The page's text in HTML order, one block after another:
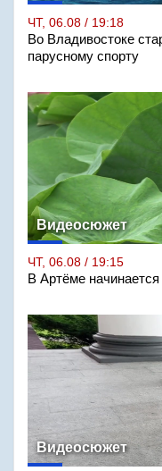
ЧТ, 06.08 / 19:18
Во Владивостоке
парусному спорту
Видеосюжет
ЧТ, 06.08 / 19:15
В Артёме
Видеосюжет